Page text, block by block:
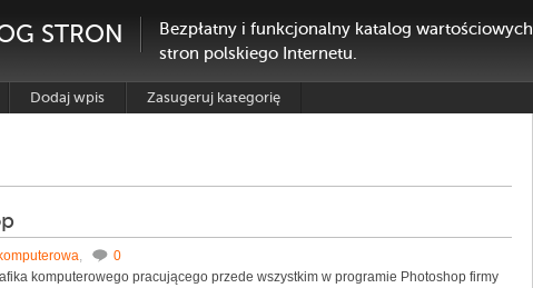
STRON
Bezpłatny i funkcjonalny katalog wartościowych
stron polskiego Internetu.
Dodaj wpis Zasugeruj kategorię
,
0
komputerowego pracującego przede wszystkim w programie Photoshop firmy